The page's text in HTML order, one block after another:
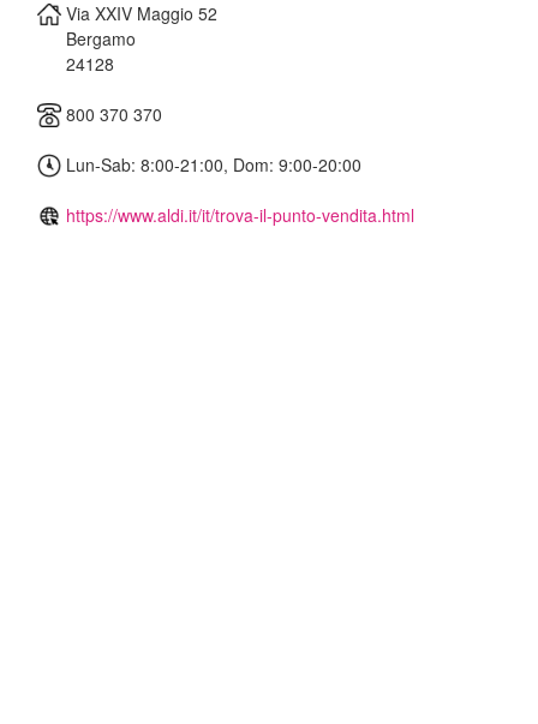
Via XXIV Maggio 52
Bergamo
24128
800 370 370
Lun-Sab: 8:00-21:00, Dom: 9:00-20:00
https://www.aldi.it/it/trova-il-punto-vendita.html